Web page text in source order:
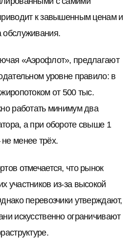
к завышенным ценам и
обслуживания.
«Аэрофлот», предлагают
уровне правило: в
от 500 тыс.
работать минимум два
а при обороте свыше 1
менее трёх.
отмечается, что рынок
участников из-за высокой
перевозчики утверждают,
искусственно ограничивают